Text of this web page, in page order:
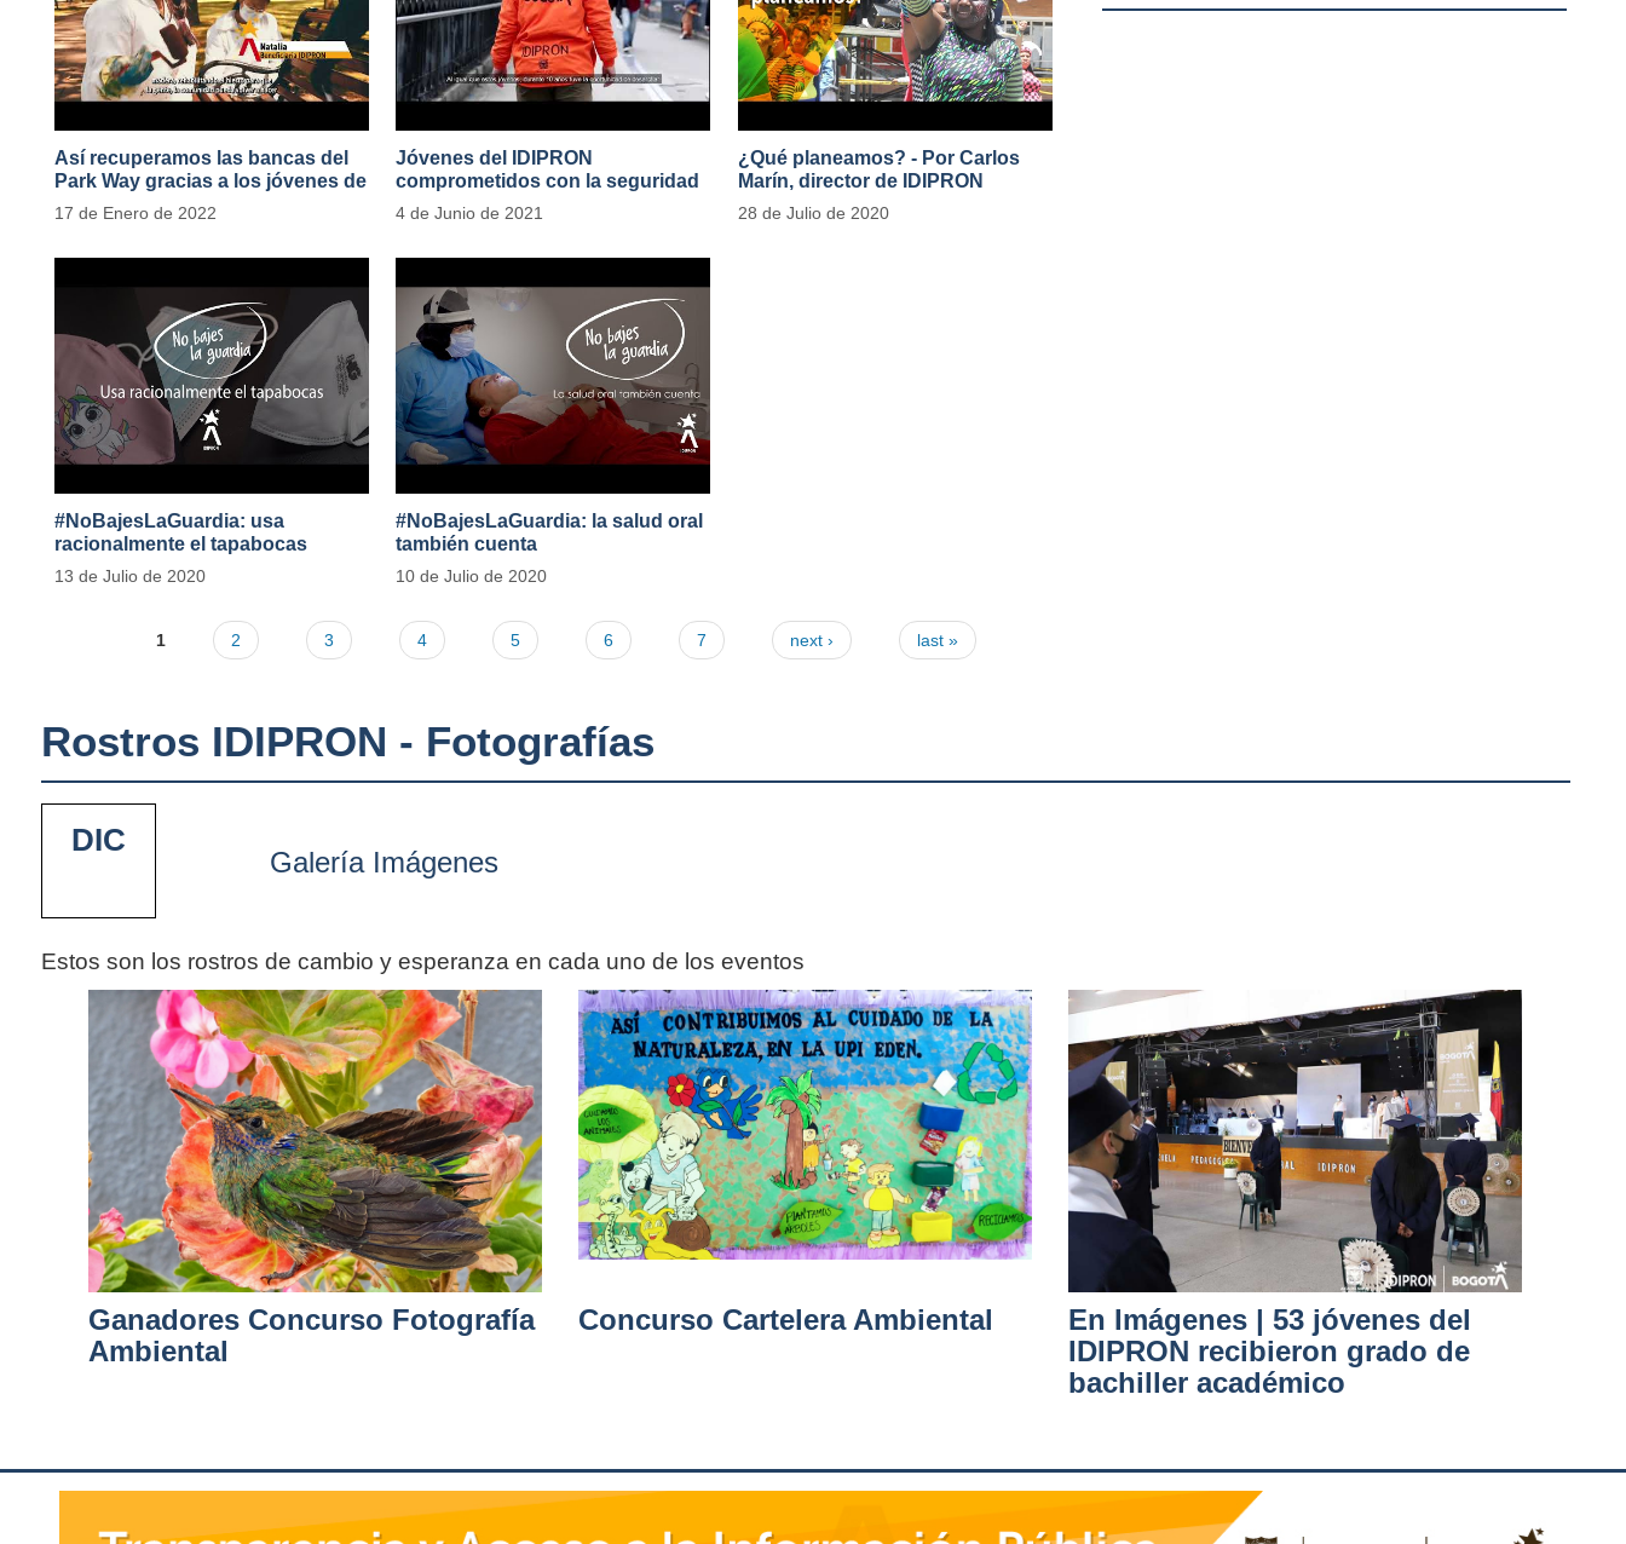
Así recuperamos las bancas del
Park Way gracias a los jóvenes de
Cultura Ciudadana
17 de Enero de 2022
Jóvenes del IDIPRON
comprometidos con la seguridad
en el Transporte Público
4 de Junio de 2021
¿Qué planeamos? - Por Carlos
Marín, director de IDIPRON
28 de Julio de 2020
#NoBajesLaGuardia: usa
racionalmente el tapabocas
13 de Julio de 2020
#NoBajesLaGuardia: la salud oral
también cuenta
10 de Julio de 2020
1 2 3 4 5 6 7 next › last »
Rostros IDIPRON - Fotografías
Galería Imágenes
Estos son los rostros de cambio y esperanza en cada uno de los eventos
Ganadores Concurso Fotografía
Ambiental
Concurso Cartelera Ambiental
En Imágenes | 53 jóvenes del
IDIPRON recibieron grado de
bachiller académico
DIC